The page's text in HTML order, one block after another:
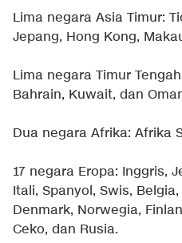
Lima negara Asia Timur:
Jepang, Hong Kong,
Lima negara Timur
Bahrain, Kuwait, dan
Dua negara Afrika: Afrika
17 negara Eropa: Inggris,
Itali, Spanyol, Swis,
Denmark, Norwegia,
Ceko, dan Rusia.